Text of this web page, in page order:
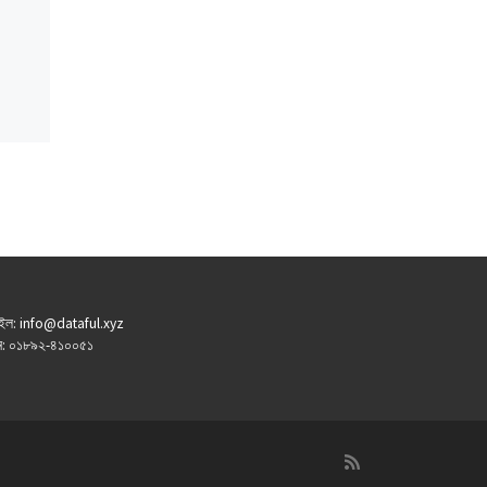
info@dataful.xyz
০১৮৯২-৪১০০৫১